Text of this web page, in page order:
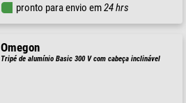
pronto para envio em24 hrs
Omegon
Tripé de alumínio Basic 300 V com cabeça inclinável